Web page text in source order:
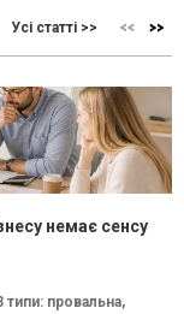
Усі статті >>
немає сенсу
типи: провальна,